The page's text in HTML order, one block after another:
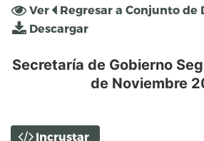
Solapas principales
Ver (solapa
activa)
Regresar a Conjunto de
Descargar
Secretaría de Gobierno
de Noviembre
Incrustar